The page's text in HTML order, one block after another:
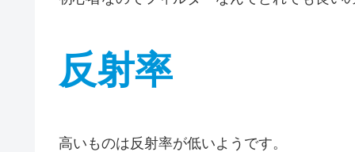
反射率
高いものは反射率が低いようです。